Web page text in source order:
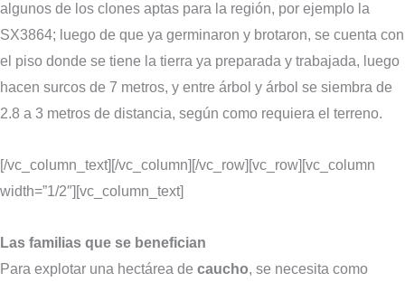
algunos de los clones aptas para la región, por ejemplo la
SX3864; luego de que ya germinaron y brotaron, se cuenta con
el piso donde se tiene la tierra ya preparada y trabajada, luego
hacen surcos de 7 metros, y entre árbol y árbol se siembra de
2.8 a 3 metros de distancia, según como requiera el terreno.
[/vc_column_text][/vc_column][/vc_row][vc_row][vc_column
width=”1/2″][vc_column_text]
Las familias que se benefician
Para explotar una hectárea de caucho, se necesita como